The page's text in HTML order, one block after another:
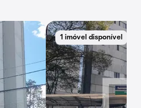
1 imóvel disponível